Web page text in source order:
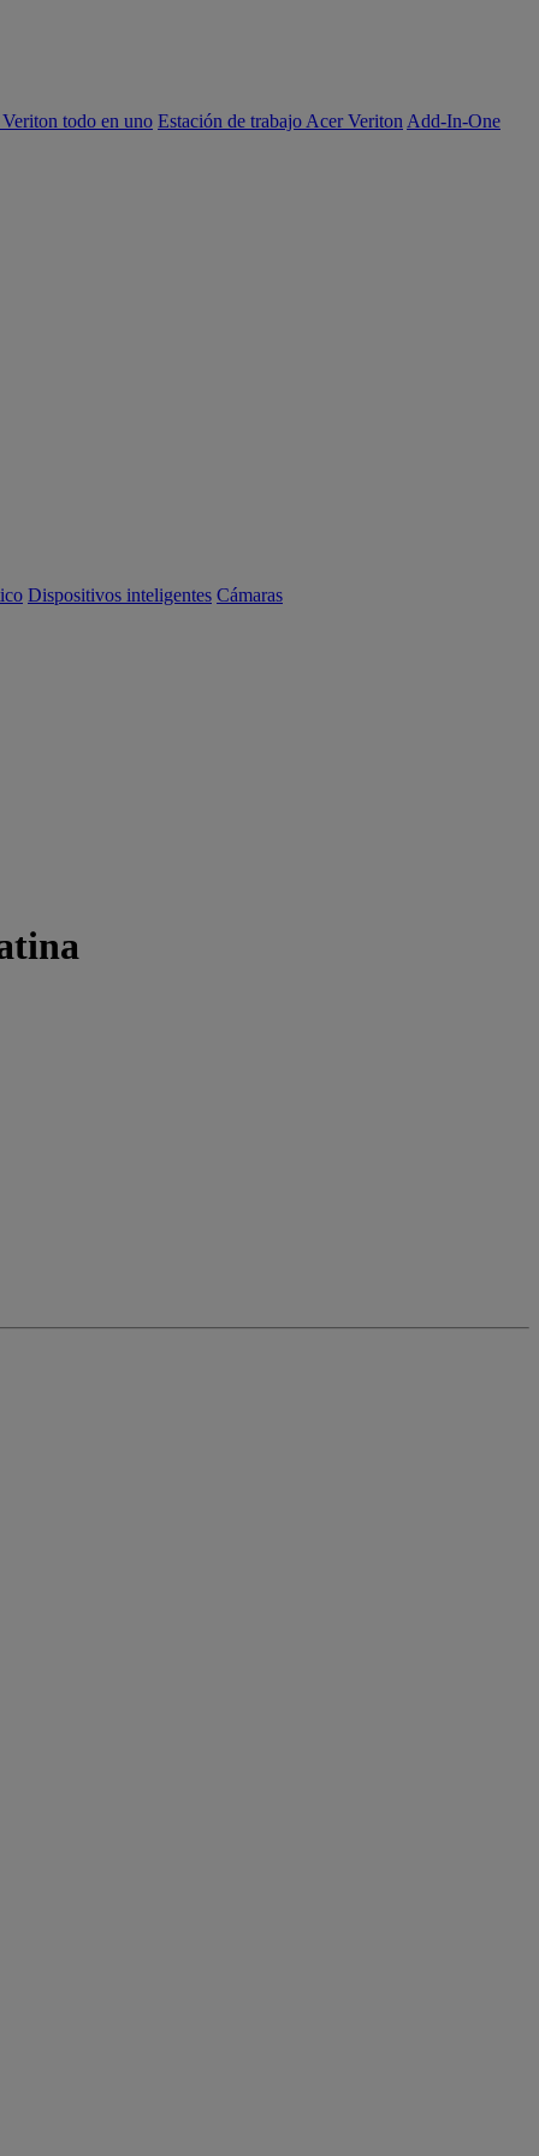
todo en uno Estación de trabajo Acer Veriton Add-In-One
Dispositivos inteligentes Cámaras